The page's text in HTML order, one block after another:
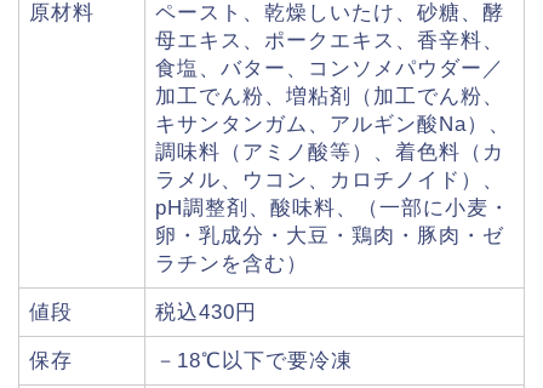
原材料
ペースト、乾燥しいたけ、砂糖、酵
母エキス、ポークエキス、香辛料、
食塩、バター、コンソメパウダー／
加工でん粉、増粘剤（加工でん粉、
キサンタンガム、アルギン酸Na）、
調味料（アミノ酸等）、着色料（カ
ラメル、ウコン、カロチノイド）、
pH調整剤、酸味料、（一部に小麦・
卵・乳成分・大豆・鶏肉・豚肉・ゼ
ラチンを含む）
値段 税込430円
保存 －18℃以下で要冷凍